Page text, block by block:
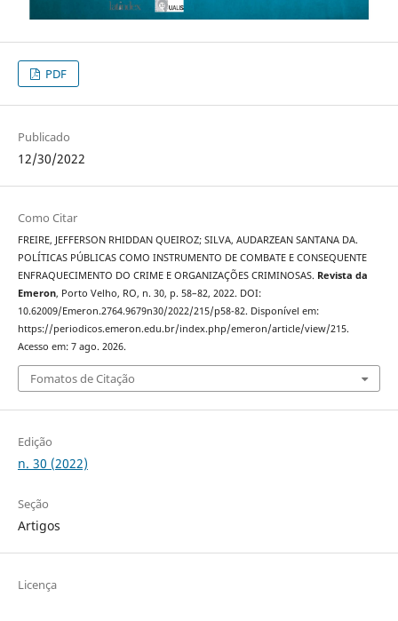
PDF
Publicado
12/30/2022
Como Citar
FREIRE, JEFFERSON RHIDDAN QUEIROZ; SILVA, AUDARZEAN SANTANA DA.
POLÍTICAS PÚBLICAS COMO INSTRUMENTO DE COMBATE E CONSEQUENTE
ENFRAQUECIMENTO DO CRIME E ORGANIZAÇÕES CRIMINOSAS. Revista da
Emeron, Porto Velho, RO, n. 30, p. 58–82, 2022. DOI:
10.62009/Emeron.2764.9679n30/2022/215/p58-82. Disponível em:
https://periodicos.emeron.edu.br/index.php/emeron/article/view/215.
Acesso em: 7 ago. 2026.
Fomatos de Citação
Edição
n. 30 (2022)
Seção
Artigos
Licença